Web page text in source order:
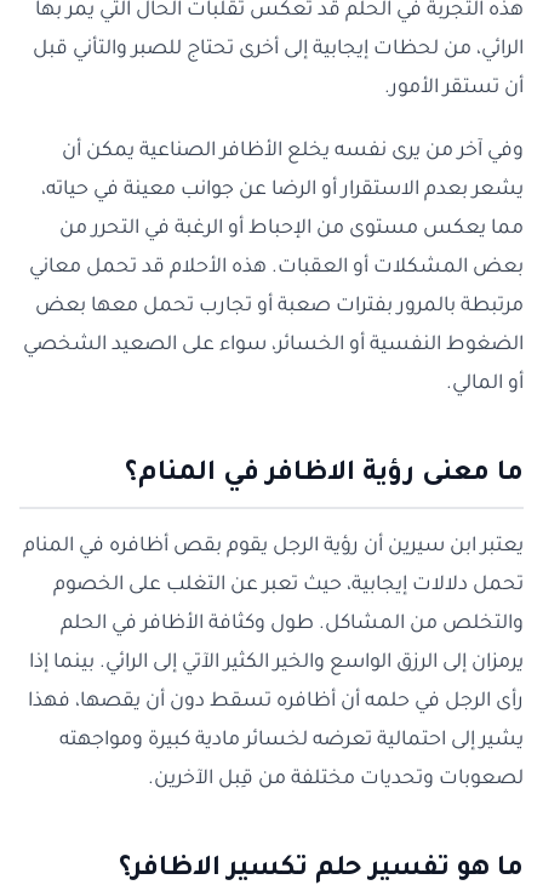
هذه التجربة في الحلم قد تعكس تقلبات الحال التي يمر بها
الرائي، من لحظات إيجابية إلى أخرى تحتاج للصبر والتأني قبل
أن تستقر الأمور.
وفي آخر من يرى نفسه يخلع الأظافر الصناعية يمكن أن
يشعر بعدم الاستقرار أو الرضا عن جوانب معينة في حياته،
مما يعكس مستوى من الإحباط أو الرغبة في التحرر من
بعض المشكلات أو العقبات. هذه الأحلام قد تحمل معاني
مرتبطة بالمرور بفترات صعبة أو تجارب تحمل معها بعض
الضغوط النفسية أو الخسائر، سواء على الصعيد الشخصي
أو المالي.
ما معنى رؤية الاظافر في المنام؟
يعتبر ابن سيرين أن رؤية الرجل يقوم بقص أظافره في المنام
تحمل دلالات إيجابية، حيث تعبر عن التغلب على الخصوم
والتخلص من المشاكل. طول وكثافة الأظافر في الحلم
يرمزان إلى الرزق الواسع والخير الكثير الآتي إلى الرائي. بينما إذا
رأى الرجل في حلمه أن أظافره تسقط دون أن يقصها، فهذا
يشير إلى احتمالية تعرضه لخسائر مادية كبيرة ومواجهته
لصعوبات وتحديات مختلفة من قِبل الآخرين.
ما هو تفسير حلم تكسير الاظافر؟